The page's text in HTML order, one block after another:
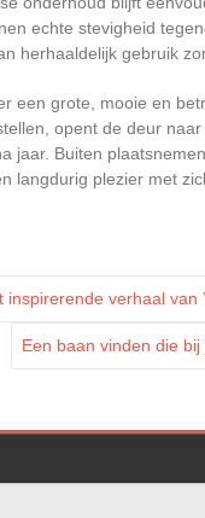
echte stevigheid
herhaaldelijk gebruik
een grote, mooie en
opent de deur
jaar. Buiten
langdurig plezier met
inspirerende verhaal
Een baan vinden die